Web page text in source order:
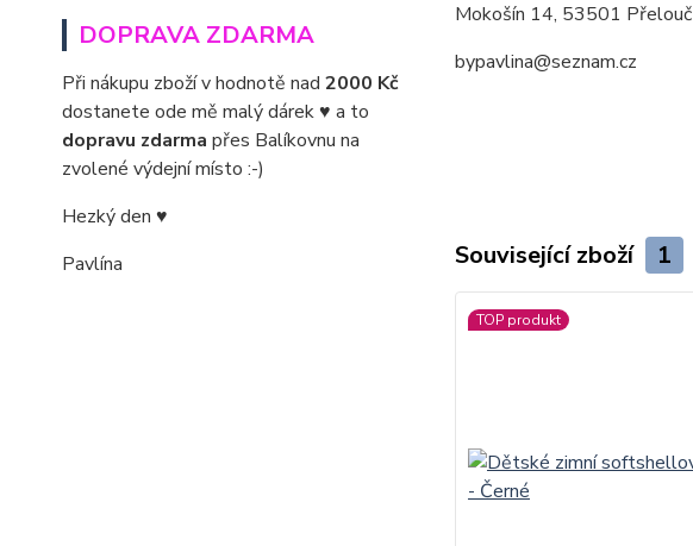
DOPRAVA ZDARMA
Při nákupu zboží v hodnotě nad 2000 Kč
dostanete ode mě malý dárek ♥ a to
dopravu zdarma přes Balíkovnu na
zvolené výdejní místo :-)
Hezký den ♥
Pavlína
Mokošín 14, 53501 Přelouč
bypavlina@seznam.cz
Související zboží 1
TOP produkt